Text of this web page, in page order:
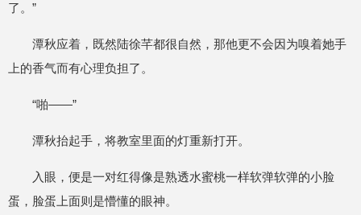
了。”
潭秋应着，既然陆徐芊都很自然，那他更不会因为嗅着她手
上的香气而有心理负担了。
“啪——”
潭秋抬起手，将教室里面的灯重新打开。
入眼，便是一对红得像是熟透水蜜桃一样软弹软弹的小脸
蛋，脸蛋上面则是懵懂的眼神。